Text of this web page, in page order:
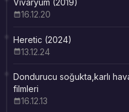
Vivaryum (2019)
16.12.20
Heretic (2024)
13.12.24
Dondurucu soğukta,karlı
filmleri
16.12.13